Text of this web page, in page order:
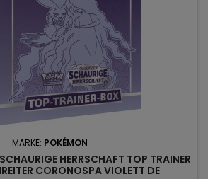
MARKE: POKÉMON
HERRSCHAFT TOP TRAINER
CORONOSPA VIOLETT DE